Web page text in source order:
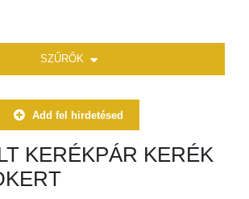
SZŰRŐK
Add fel hirdetésed
KERÉKPÁR KERÉK